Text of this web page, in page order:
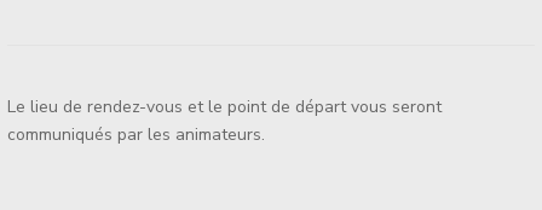
Le lieu de rendez-vous et le point de départ vous seront
communiqués par les animateurs.